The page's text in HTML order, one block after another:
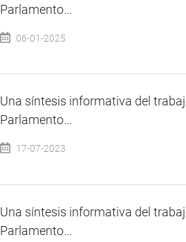
Parlamento...
06-01-2025
Una síntesis informativa del
Parlamento...
17-07-2023
Una síntesis informativa del
Parlamento...